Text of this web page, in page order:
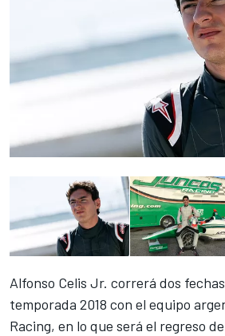
Alfonso Celis Jr. correrá dos
temporada 2018 con el equipo
Racing, en lo que será el regreso